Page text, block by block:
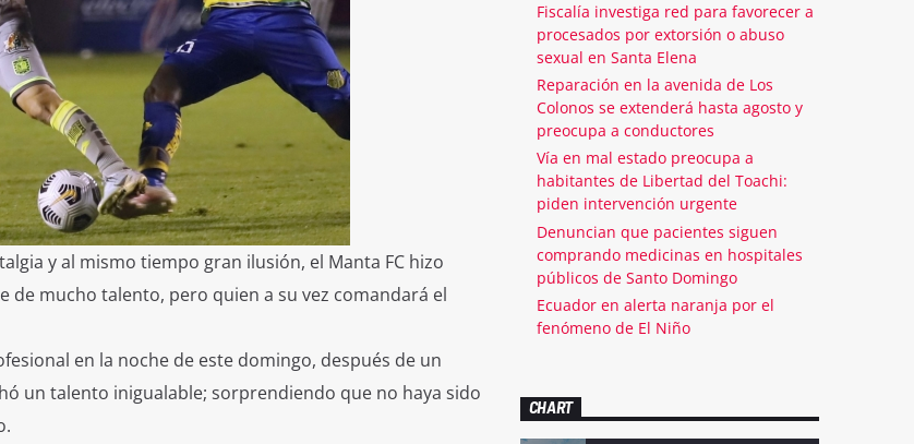
y al mismo tiempo gran ilusión, el Manta FC hizo
mucho talento, pero quien a su vez comandará el
en la noche de este domingo, después de un
un talento inigualable; sorprendiendo que no haya sido
Fiscalía investiga red para favorecer a
procesados por extorsión o abuso
sexual en Santa Elena
Reparación en la avenida de Los
Colonos se extenderá hasta agosto y
preocupa a conductores
Vía en mal estado preocupa a
habitantes de Libertad del Toachi:
piden intervención urgente
Denuncian que pacientes siguen
comprando medicinas en hospitales
públicos de Santo Domingo
Ecuador en alerta naranja por el
fenómeno de El Niño
CHART